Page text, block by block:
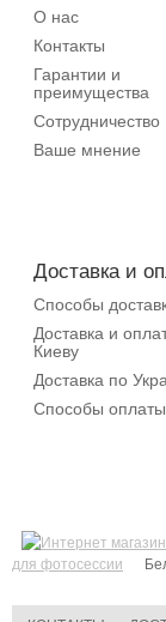
О нас
Контакты
Гарантии и
преимущества
Сотрудничество
Ваше мнение
Доставка и
Способы
Доставка и
Киеву
Доставка по
Способы оплаты
для фотосессии